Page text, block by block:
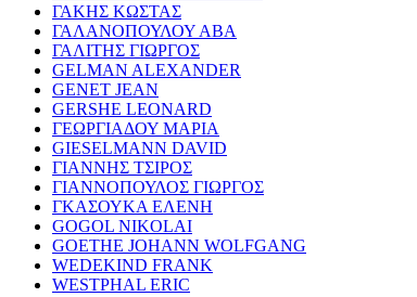
ΓΑΚΗΣ ΚΩΣΤΑΣ
ΓΑΛΑΝΟΠΟΥΛΟΥ ΑΒΑ
ΓΑΛΙΤΗΣ ΓΙΩΡΓΟΣ
GELMAN ALEXANDER
GENET JEAN
GERSHE LEONARD
ΓΕΩΡΓΙΑΔΟΥ ΜΑΡΙΑ
GIESELMANN DAVID
ΓΙΑΝΝΗΣ ΤΣΙΡΟΣ
ΓΙΑΝΝΟΠΟΥΛΟΣ ΓΙΩΡΓΟΣ
ΓΚΑΣΟΥΚΑ ΕΛΕΝΗ
GOGOL NIKOLAI
GOETHE JOHANN WOLFGANG
WEDEKIND FRANK
WESTPHAL ERIC